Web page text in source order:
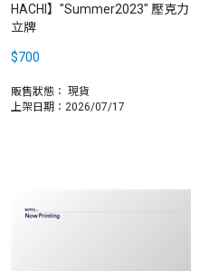
HACHI】"Summer2023" 壓克力
立牌
$700
販售狀態： 現貨
上架日期：2026/07/17